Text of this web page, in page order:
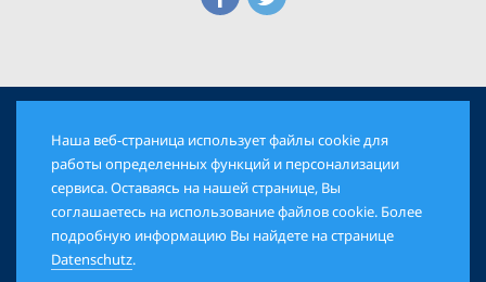
© 2026 Еврейская Панорама. Все права защищены
AGB DATENSCHUTZ IMPRESSUM
Наша веб-страница использует файлы cookie для
работы определенных функций и персонализации
сервиса. Оставаясь на нашей странице, Вы
соглашаетесь на использование файлов cookie. Более
подробную информацию Вы найдете на странице
Datenschutz.